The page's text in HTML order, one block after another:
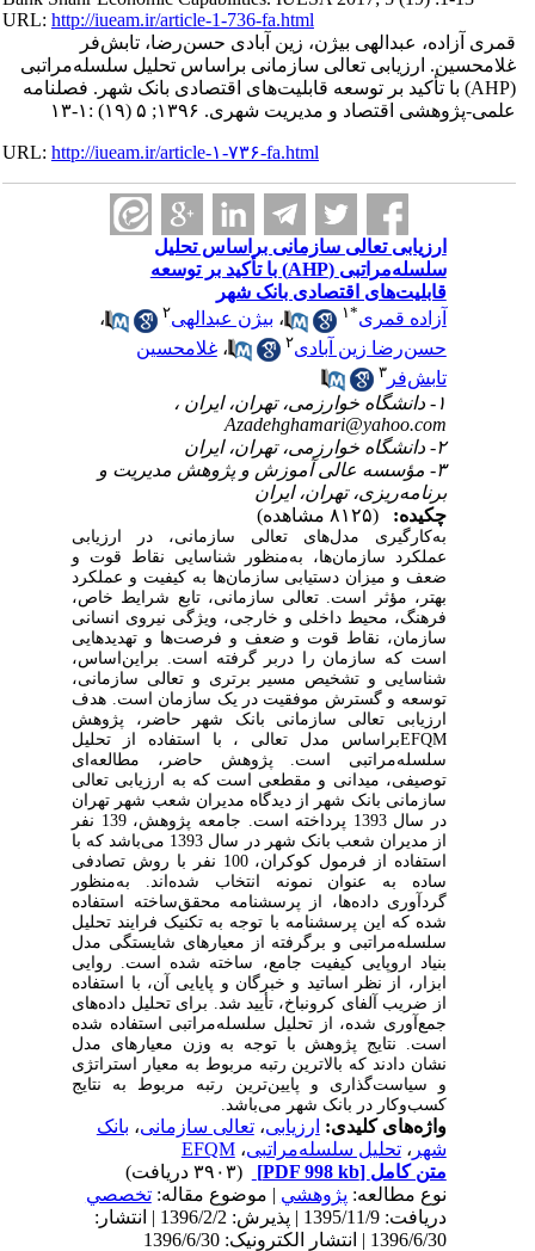
URL:http://iueam.ir/article-1-736-fa.html
قمری آزاده، عبدالهی بیژن، زین آبادی حسن‌رضا، تابش‌فر
غلامحسین. ارزیابی تعالی سازمانی براساس تحلیل سلسله‌مراتبی
(AHP) با تأکید بر توسعه قابلیت‌های اقتصادی بانک شهر. فصلنامه
علمی-پژوهشی اقتصاد و مدیریت شهری. ۱۳۹۶; ۵ (۱۹) :۱-۱۳
URL:http://iueam.ir/article-۱-۷۳۶-fa.html
ارزیابی تعالی سازمانی براساس تحلیل
سلسله‌مراتبی (AHP) با تأکید بر توسعه
قابلیت‌های اقتصادی بانک شهر
آزاده قمری* ۱ ،بیژن عبدالهی
،
حسن‌رضا زین آبادی
،غلامحسین
تابش‌فر۳
Azadehghamari@yahoo.com
۳- مؤسسه عالی آموزش و پژوهش مدیریت و
برنامه‌ریزی، تهران، ایران
چکیده:
به‌کارگیری مدل‌های تعالی
سازمانی، در ارزیابی
عملکرد سازمان‌ها، به‌منظور شناسایی نقاط‌ قوت و
ضعف و میزان دستیابی سازمان‌ها به کیفیت و عملکرد
بهتر، مؤثر است. تعالی سازمانی، تابع شرایط خاص،
فرهنگ، محیط داخلی و خارجی، ویژگی نیروی انسانی
سازمان، نقاط ‌قوت و ضعف و فرصت‌ها و تهدیدهایی
است که سازمان را دربر گرفته است‌. برایناساس،
شناسایی و تشخیص مسیر برتری و تعالی سازمانی،
توسعه و گسترش موفقیت در یک سازمان است‌. هدف
پژوهش
حاضر،
ارزیابی تعالی سازمانی بانک شهر
براساس مدل تعالیEFQM
، با استفاده از تحلیل
سلسله‌مراتبی است.پژوهش حاضر، مطالعه‌ای
توصیفی، میدانی و مقطعی است که به ارزیابی تعالی
سازمانیبانک شهر از دیدگاه مدیران شعب شهر تهران
در سال 1393 پرداخته
است‌. جامعه پژوهش، 139 نفر
از مدیران شعب بانک شهر در سال 1393 می‌باشد که با
استفاده از فرمول کوکران، 100 نفر با روش تصادفی
ساده به عنوان نمونه انتخاب شده‌اند. به‌منظور
گردآوری داده‌ها، از پرسشنامه محقق‌ساخته استفاده
شده که این پرسشنامهبا توجه به تکنیک فرایند تحلیل
سلسله‌مراتبی و برگرفته از معیارهای شایستگی مدل
بنیاد اروپایی کیفیت جامع،ساخته شده است‌. روایی
ابزار، از نظر اساتید و خبرگان و پایایی آن، با استفاده
از ضریب آلفای کرونباخ، تأیید شد. برای تحلیل داده‌های
جمع‌آوری شده، از تحلیل سلسله‌مراتبی استفاده شده
است. نتایج پژوهش با توجه به وزن معیارهای مدل
نشان دادند که بالاترین رتبه مربوط به معیار استراتژی
و سیاست‌گذاری و پایین‌ترین رتبه مربوط به نتایج
کسب‌‌وکار در بانک شهر می‌باشد.
واژه‌های کلیدی:ارزیابی،تعالی سازمانی،بانک
شهر، تحلیل سلسله‌مراتبی،EFQM
متن کامل[PDF 998 kb]
نوع مطالعه:پژوهشي| موضوع مقاله:تخصصي
دریافت: 1395/11/9 | پذیرش: 1396/2/2 | انتشار:
1396/6/30 | انتشار الکترونیک: 1396/6/30